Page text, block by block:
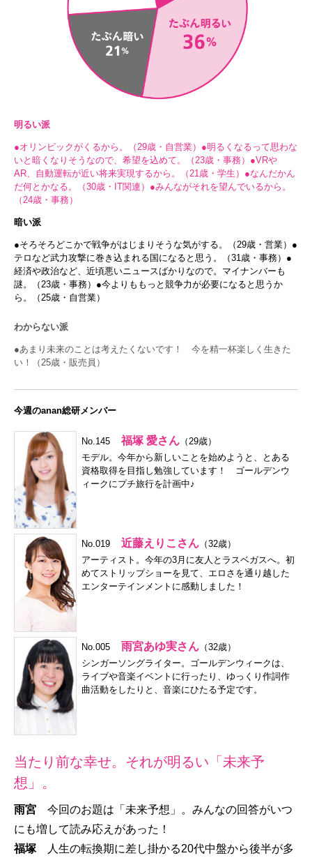
明るい派
●オリンピックがくるから。（29歳・自営業）●明るくなるって思わな
いと暗くなりそうなので、希望を込めて。（23歳・事務）●VRや
AR、自動運転が近い将来実現するから。（21歳・学生）●なんだかん
だ何とかなる。（30歳・IT関連）●みんながそれを望んでいるから。
（24歳・事務）
暗い派
●そろそろどこかで戦争がはじまりそうな気がする。（29歳・営業）●
テロなど武力攻撃に巻き込まれる国になると思う。（31歳・事務）●
経済や政治など、近頃悪いニュースばかりなので。マイナンバーも
謎。（23歳・事務）●今よりももっと競争力が必要になると思うか
ら。（25歳・自営業）
わからない派
●あまり未来のことは考えたくないです！ 今を精一杯楽しく生きた
い！（25歳・販売員）
今週のanan総研メンバー
No.145 福塚 愛さん （29歳）
モデル。今年から新しいことを始めようと、とある
資格取得を目指し勉強しています！ ゴールデンウ
ィークにプチ旅行を計画中♪
No.019 近藤えりこさん （32歳）
アーティスト。今年の3月に友人とラスベガスへ。初
めてストリップショーを見て、エロさを通り越した
エンターテインメントに感動しました！
No.005 雨宮あゆ実さん （32歳）
シンガーソングライター。ゴールデンウィークは、
ライブや音楽イベントに行ったり、ゆっくり作詞作
曲活動をしたりと、音楽にひたる予定です。
当たり前な幸せ。それが明るい「未来予
想」。
雨宮 今回のお題は「未来予想」。みんなの回答がいつ
にも増して読み応えがあった！
福塚人生の転換期に差し掛かる20代中盤から後半が多